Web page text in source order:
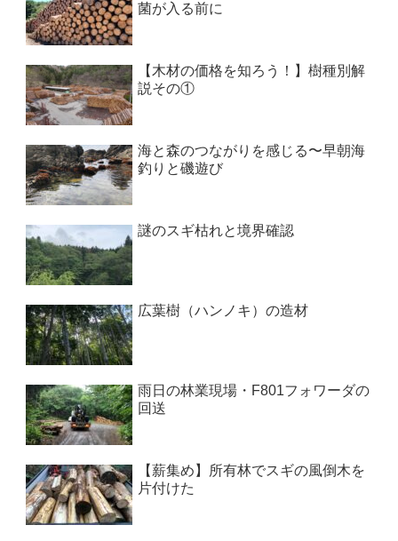
菌が入る前に
【木材の価格を知ろう！】樹種別解
説その①
海と森のつながりを感じる〜早朝海
釣りと磯遊び
謎のスギ枯れと境界確認
広葉樹（ハンノキ）の造材
雨日の林業現場・F801フォワーダの
回送
【薪集め】所有林でスギの風倒木を
片付けた